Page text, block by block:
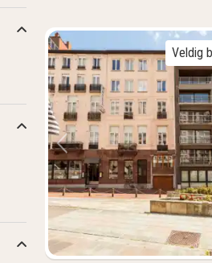
Forrige bilde
Veldig